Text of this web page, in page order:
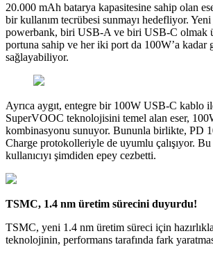
20.000 mAh batarya kapasitesine sahip olan
bir kullanım tecrübesi sunmayı hedefliyor.
powerbank, biri USB-A ve biri USB-C olmak
portuna sahip ve her iki port da 100W’a kadar
sağlayabiliyor.
Ayrıca aygıt, entegre bir 100W USB-C kablo
SuperVOOC teknolojisini temel alan eser,
kombinasyonu sunuyor. Bununla birlikte, PD
Charge protokolleriyle de uyumlu çalışıyor.
kullanıcıyı şimdiden epey cezbetti.
TSMC, 1.4 nm üretim sürecini duyurdu!
TSMC, yeni 1.4 nm üretim süreci için
teknolojinin, performans tarafında fark